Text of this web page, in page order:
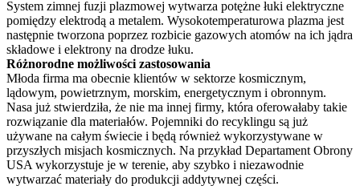
System zimnej fuzji plazmowej wytwarza potężne łuki elektryczne
pomiędzy elektrodą a metalem. Wysokotemperaturowa plazma jest
następnie tworzona poprzez rozbicie gazowych atomów na ich jądra
składowe i elektrony na drodze łuku.
Różnorodne możliwości zastosowania
Młoda firma ma obecnie klientów w sektorze kosmicznym,
lądowym, powietrznym, morskim, energetycznym i obronnym.
Nasa już stwierdziła, że nie ma innej firmy, która oferowałaby takie
rozwiązanie dla materiałów. Pojemniki do recyklingu są już
używane na całym świecie i będą również wykorzystywane w
przyszłych misjach kosmicznych. Na przykład Departament Obrony
USA wykorzystuje je w terenie, aby szybko i niezawodnie
wytwarzać materiały do produkcji addytywnej części.